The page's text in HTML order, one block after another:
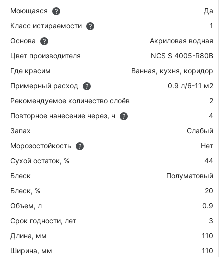
Моющаяся
?
Да
Класс истираемости
?
1
Основа
?
Акриловая водная
Цвет производителя
NCS S 4005-R80B
Где красим
Ванная, кухня, коридор
Примерный расход
?
0.9 л/6-11 м2
Рекомендуемое количество слоёв
2
Повторное нанесение через, ч
?
4
Запах
Слабый
Морозостойкость
?
Нет
Сухой остаток, %
44
Блеск
Полуматовый
Блеск, %
20
Объем, л
0.9
Срок годности, лет
3
Длина, мм
110
Ширина, мм
110